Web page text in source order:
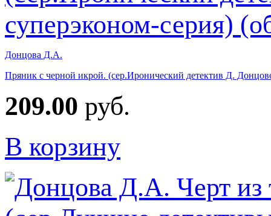
Донцова Д.А.
Пряник с черной икрой. (сер.Иронический детектив Д.
209.00 руб.
В корзину